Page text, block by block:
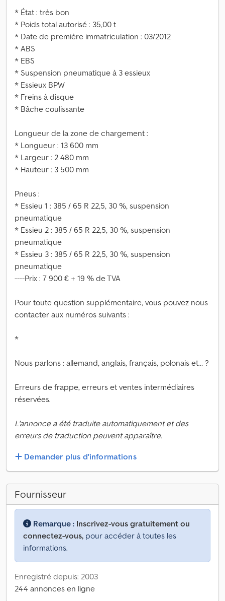
* État : très bon
* Poids total autorisé : 35,00 t
* Date de première immatriculation : 03/2012
* ABS
* EBS
* Suspension pneumatique à 3 essieux
* Essieux BPW
* Freins à disque
* Bâche coulissante
Longueur de la zone de chargement :
* Longueur : 13 600 mm
* Largeur : 2 480 mm
* Hauteur : 3 500 mm
Pneus :
* Essieu 1 : 385 / 65 R 22,5, 30 %, suspension
pneumatique
* Essieu 2 : 385 / 65 R 22,5, 30 %, suspension
pneumatique
* Essieu 3 : 385 / 65 R 22,5, 30 %, suspension
pneumatique
----Prix : 7 900 € + 19 % de TVA
Pour toute question supplémentaire, vous pouvez nous
contacter aux numéros suivants :
*
Nous parlons : allemand, anglais, français, polonais et… ?
Erreurs de frappe, erreurs et ventes intermédiaires
réservées.
L'annonce a été traduite automatiquement et des
erreurs de traduction peuvent apparaître.
Demander plus d'informations
Fournisseur
Remarque : Inscrivez-vous gratuitement ou
connectez-vous, pour accéder à toutes les
informations.
Enregistré depuis: 2003
244 annonces en ligne